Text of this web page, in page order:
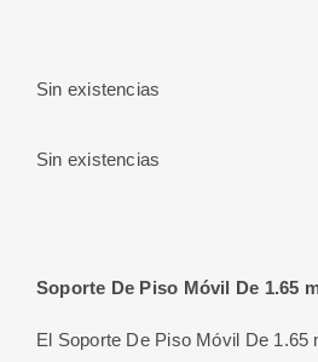
Sin existencias
Sin existencias
Soporte De Piso Móvil De 1.65
El Soporte De Piso Móvil De 1.65